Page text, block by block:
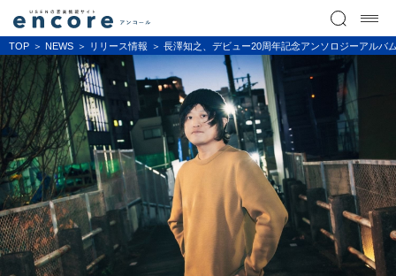
TOP NEWS リリース情報 長澤知之、デビュー20周年記念アンソロジーアルバ